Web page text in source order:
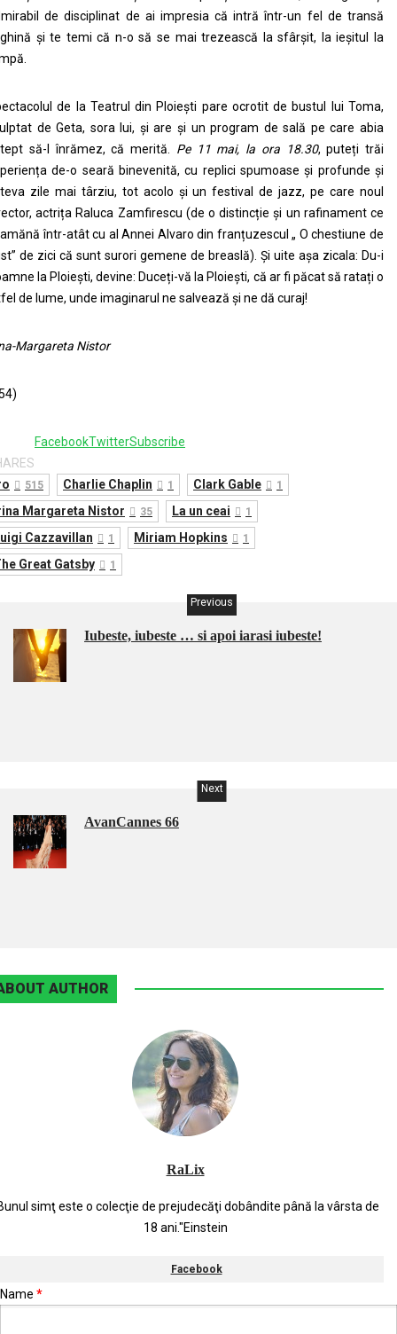
de disciplinat de ai impresia că intră într-un fel de transă
și te temi că n-o să se mai trezească la sfârșit, la ieșitul la
de la Teatrul din Ploiești pare ocrotit de bustul lui Toma,
de Geta, sora lui, și are și un program de sală pe care abia
să-l înrămez, că merită.
Pe 11 mai, la ora 18.30, puteți trăi
de-o seară binevenită, cu replici spumoase și profunde și
zile mai târziu, tot acolo și un festival de jazz, pe care noul
actrița Raluca Zamfirescu (de o distincție și un rafinament ce
într-atât cu al Annei Alvaro din franțuzescul „ O chestiune de
de zici că sunt surori gemene de breaslă). Și uite așa zicala: Du-i
la Ploiești, devine: Duceți-vă la Ploiești, că ar fi păcat să ratați o
de lume, unde imaginarul ne salvează și ne dă curaj!
Margareta Nistor
FacebookTwitterSubscribe
515 Charlie Chaplin 1 Clark Gable 1
Margareta Nistor 35 La un ceai 1
Cazzavillan 1 Miriam Hopkins 1
Great Gatsby 1
Previous
Iubeste, iubeste … si apoi iarasi iubeste!
Next
AvanCannes 66
AUTHOR
RaLix
simţ este o colecţie de prejudecăţi dobândite până la vârsta de
18 ani."Einstein
Facebook
Name *